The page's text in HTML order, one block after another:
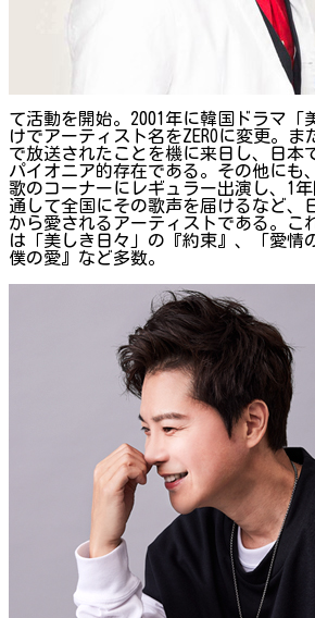
て活動を開始。2001年に韓国ドラマ「
けでアーティスト名をZEROに変更。
で放送されたことを機に来日し、日本
パイオニア的存在である。その他にも
歌のコーナーにレギュラー出演し、1
通して全国にその歌声を届けるなど、
から愛されるアーティストである。こ
は「美しき日々」の『約束』、「愛情
僕の愛』など多数。